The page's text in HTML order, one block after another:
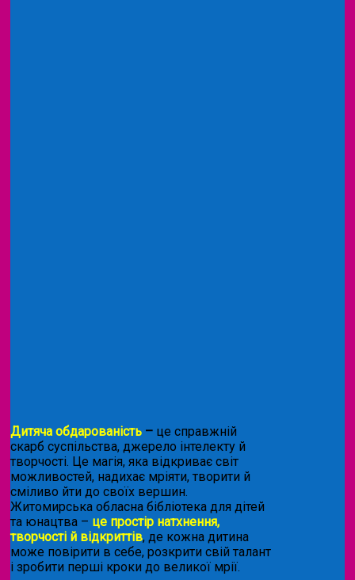
Дитяча обдарованість – це справжній
скарб суспільства, джерело інтелекту й
творчості. Це магія, яка відкриває світ
можливостей, надихає мріяти, творити й
сміливо йти до своїх вершин.
Житомирська обласна бібліотека для дітей
та юнацтва – це простір натхнення,
творчості й відкриттів, де кожна дитина
може повірити в себе, розкрити свій талант
і зробити перші кроки до великої мрії.